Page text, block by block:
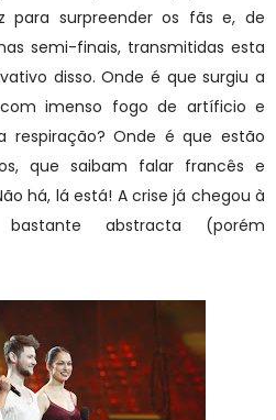
para surpreender os fãs e, de
semi-finais, transmitidas esta
disso. Onde é que surgiu a
imenso fogo de artíficio e
Onde é que estão
que saibam falar francês e
há, lá está! A crise já chegou à
abstracta (porém